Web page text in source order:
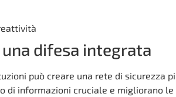
difesa integrata
può creare una rete di sicurezza
di informazioni cruciale e migliorano le